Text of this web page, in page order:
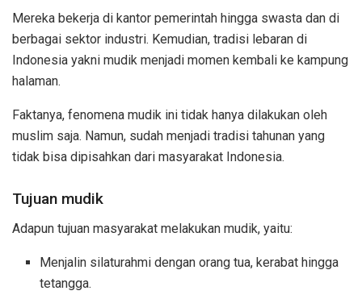
Mereka bekerja di kantor pemerintah hingga swasta dan di
berbagai sektor industri. Kemudian, tradisi lebaran di
Indonesia yakni mudik menjadi momen kembali ke kampung
halaman.
Faktanya, fenomena mudik ini tidak hanya dilakukan oleh
muslim saja. Namun, sudah menjadi tradisi tahunan yang
tidak bisa dipisahkan dari masyarakat Indonesia.
Tujuan mudik
Adapun tujuan masyarakat melakukan mudik, yaitu:
Menjalin silaturahmi dengan orang tua, kerabat hingga
tetangga.